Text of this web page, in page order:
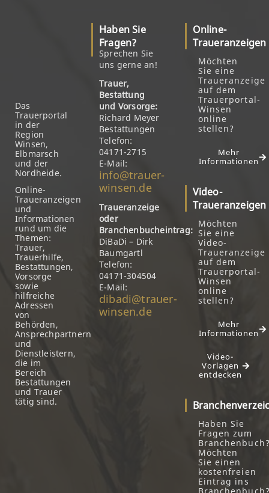
Das
Trauerportal
in der
Region
Winsen,
Elbmarsch
und der
Nordheide.
Online-
Traueranzeigen
und
Informationen
rund um die
Themen:
Trauer,
Trauerhilfe,
Bestattungen,
Vorsorge
sowie
hilfreiche
Adressen
von
Behörden,
Ansprechpartnern
und
Dienstleistern,
die im
Bereich
Bestattungen
und Trauer
tätig sind.
Haben Sie
Fragen?
Sprechen Sie
uns gerne an!
Trauer,
Bestattung
und Vorsorge:
Richard Meyer
Bestattungen
Telefon:
04171-2715
E-Mail:
info@trauer-
winsen.de
Traueranzeige
oder
Branchenbucheintrag:
DiBaDi – Dirk
Baumgartl
Telefon:
04171-304504
E-Mail:
dibadi@trauer-
winsen.de
Online-
Traueranzeigen
Möchten
Sie eine
Traueranzeige
auf dem
Trauerportal-
Winsen
online
stellen?
Mehr
Informationen
Video-
Traueranzeigen
Möchten
Sie eine
Video-
Traueranzeige
auf dem
Trauerportal-
Winsen
online
stellen?
Mehr
Informationen
Video-
Vorlagen
entdecken
Haben Sie
Fragen zum
Möchten
Sie einen
kostenfreien
Eintrag ins